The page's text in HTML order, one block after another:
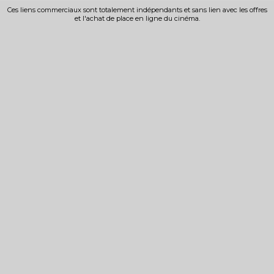
Ces liens commerciaux sont totalement indépendants et sans lien avec les offres
et l'achat de place en ligne du cinéma.